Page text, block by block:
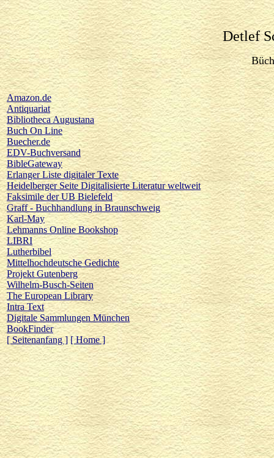
Detlef
Amazon.de
Antiquariat
Bibliotheca Augustana
Buch On Line
Buecher.de
EDV-Buchversand
BibleGateway
Erlanger Liste digitaler Texte
Heidelberger Seite Digitalisierte Literatur weltweit
Faksimile der UB Bielefeld
Graff - Buchhandlung in Braunschweig
Karl-May
Lehmanns Online Bookshop
LIBRI
Lutherbibel
Mittelhochdeutsche Gedichte
Projekt Gutenberg
Wilhelm-Busch-Seiten
The European Library
Intra Text
Digitale Sammlungen München
BookFinder
[ Seitenanfang ] [ Home ]